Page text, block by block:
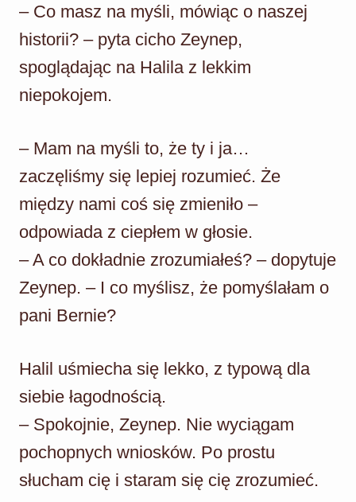
– Co masz na myśli, mówiąc o naszej
historii? – pyta cicho Zeynep,
spoglądając na Halila z lekkim
niepokojem.
– Mam na myśli to, że ty i ja…
zaczęliśmy się lepiej rozumieć. Że
między nami coś się zmieniło –
odpowiada z ciepłem w głosie.
– A co dokładnie zrozumiałeś? – dopytuje
Zeynep. – I co myślisz, że pomyślałam o
pani Bernie?
Halil uśmiecha się lekko, z typową dla
siebie łagodnością.
– Spokojnie, Zeynep. Nie wyciągam
pochopnych wniosków. Po prostu
słucham cię i staram się cię zrozumieć.